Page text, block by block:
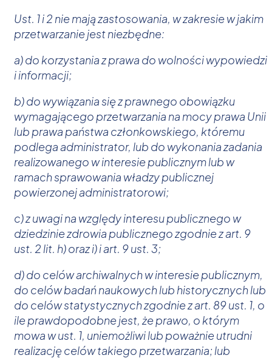
Ust. 1 i 2 nie mają zastosowania, w zakresie w jakim
przetwarzanie jest niezbędne:
a) do korzystania z prawa do wolności wypowiedzi
i informacji;
b) do wywiązania się z prawnego obowiązku
wymagającego przetwarzania na mocy prawa Unii
lub prawa państwa członkowskiego, któremu
podlega administrator, lub do wykonania zadania
realizowanego w interesie publicznym lub w
ramach sprawowania władzy publicznej
powierzonej administratorowi;
c) z uwagi na względy interesu publicznego w
dziedzinie zdrowia publicznego zgodnie z art. 9
ust. 2 lit. h) oraz i) i art. 9 ust. 3;
d) do celów archiwalnych w interesie publicznym,
do celów badań naukowych lub historycznych lub
do celów statystycznych zgodnie z art. 89 ust. 1, o
ile prawdopodobne jest, że prawo, o którym
mowa w ust. 1, uniemożliwi lub poważnie utrudni
realizację celów takiego przetwarzania; lub